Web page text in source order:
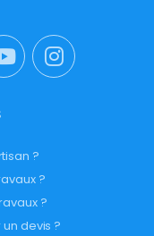
?
?
?
devis ?